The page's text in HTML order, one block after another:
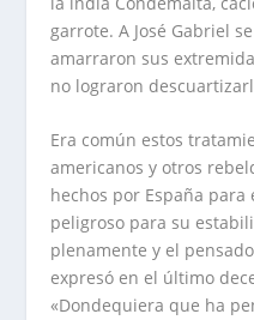
garrote. A José Gabriel
amarraron sus
no lograron
Era común estos
americanos y otros
hechos por España
peligroso para su
plenamente y el
expresó en el último
«Dondequiera que ha